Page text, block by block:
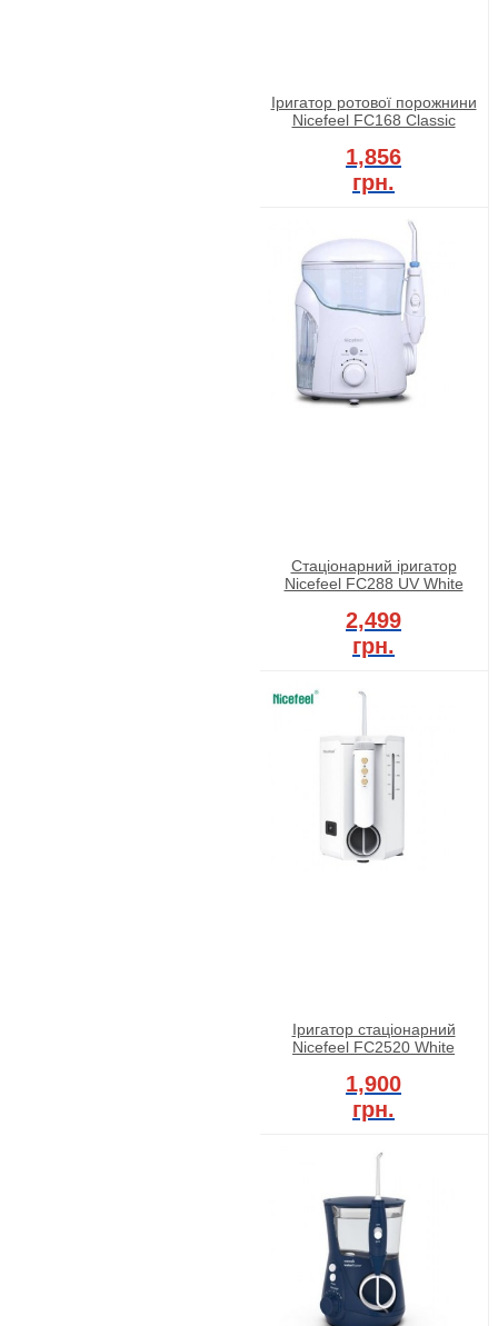
Іригатор ротової порожнини
Nicefeel FC168 Classic
1,856
грн.
Стаціонарний іригатор
Nicefeel FC288 UV White
2,499
грн.
Іригатор стаціонарний
Nicefeel FC2520 White
1,900
грн.